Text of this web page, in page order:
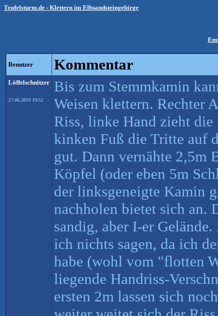
Teufelsturm.de - Klettern im Elbsandsteingebirge
Benutzer Kommentar
Löffelschnitzer
27.06.2019 19:52
Bis zum Stemmkamin
Weisen klettern. Rechter
Riss, linke Hand zieht
kinken Fuß die Tritte auf
gut. Dann vernähte 2,5m
Köpfel (oder eben 5m
der linksgeneigte Kamin
nachholen bietet sich an.
sandig, aber I-er
ich nichts sagen, da ich
habe (wohl vom "flotten
liegende Handriss-
ersten 2m lassen sich